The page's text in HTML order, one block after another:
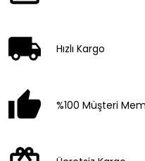
Hızlı Kargo
%100 Müşteri